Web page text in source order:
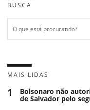
BUSCA
MAIS LIDAS
1 Bolsonaro não
de Salvador pelo